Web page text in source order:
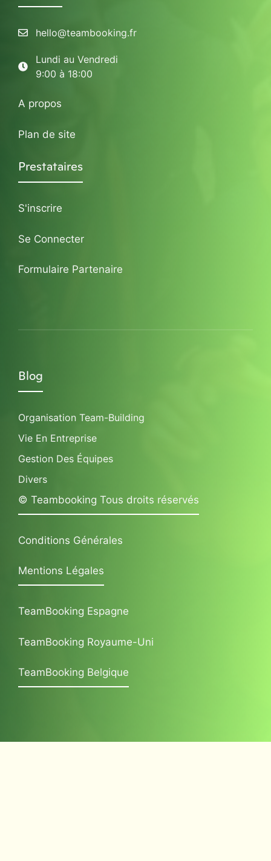
hello@teambooking.fr
Lundi au Vendredi
9:00 à 18:00
A propos
Plan de site
Prestataires
S'inscrire
Se Connecter
Formulaire Partenaire
Blog
Organisation Team-Building
Vie En Entreprise
Gestion Des Équipes
Divers
© Teambooking Tous droits réservés
Conditions Générales
Mentions Légales
TeamBooking Espagne
TeamBooking Royaume-Uni
TeamBooking Belgique